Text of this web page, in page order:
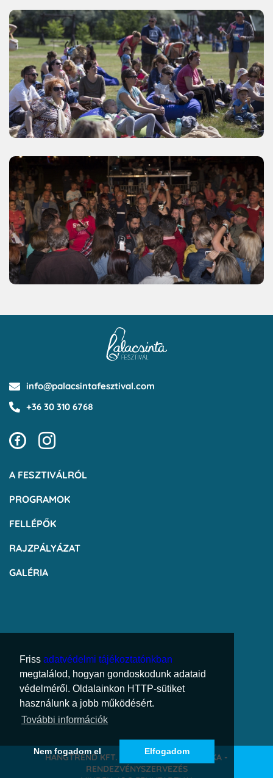
Friss adatvédelmi tájékoztatónkban
megtalálod, hogyan gondoskodunk adataid
védelméről. Oldalainkon HTTP-sütiket
használunk a jobb működésért.
További információk
Nem fogadom el Elfogadom
info@palacsintafesztival.com
+36 30 310 6768
A FESZTIVÁLRÓL
PROGRAMOK
FELLÉPŐK
RAJZPÁLYÁZAT
GALÉRIA
HANGTREND KFT. - RENDEZVÉNYTECHNIKA -
RENDEZVÉNYSZERVEZÉS